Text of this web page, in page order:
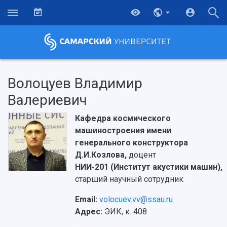
Волоцуев Владимир
Валериевич
Кафедра космического
машиностроения имени
генерального конструктора
Д.И.Козлова,доцент
НИИ-201 (Институт акустики машин),
старший научный сотрудник
Email: volocuev.vv@ssau.ru
Адрес: ЭИК, к. 408